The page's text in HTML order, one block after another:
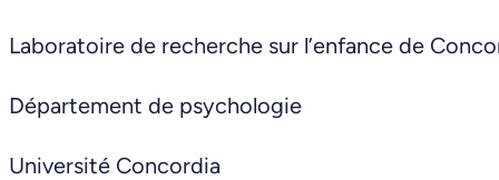
Laboratoire de recherche sur l’enfance de
Département de psychologie
Université Concordia